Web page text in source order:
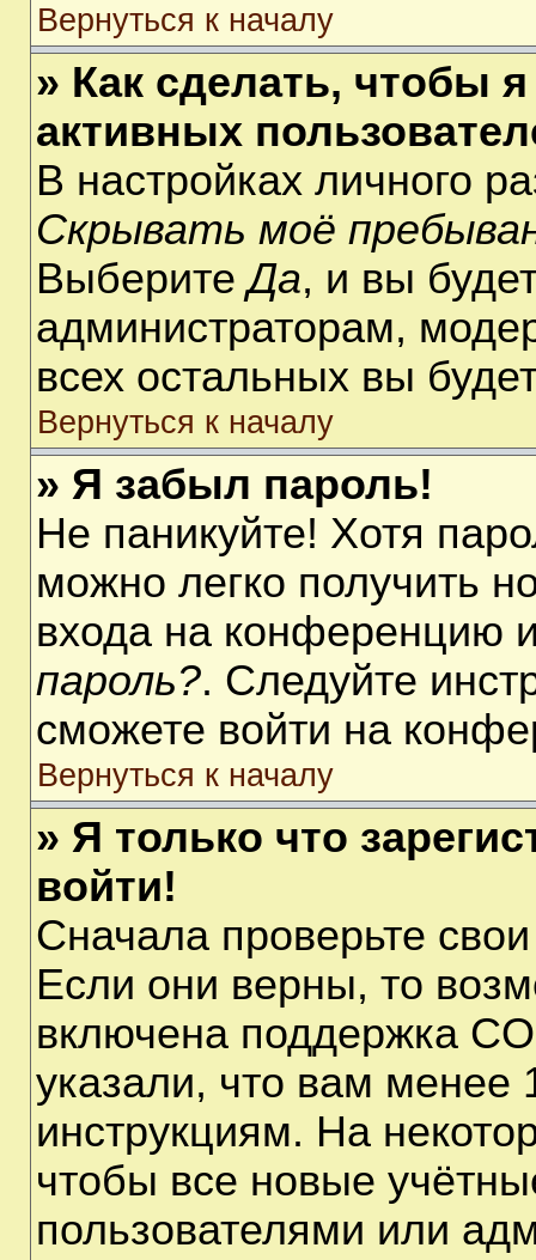
Вернуться к началу
» Как сделать, чтобы
активных
В настройках личного
Скрывать моё
ВыберитеДа, и вы
администраторам,
всех остальных вы
Вернуться к началу
» Я забыл пароль!
Не паникуйте! Хотя
можно легко получить
входа на конференцию
пароль?. Следуйте
сможете войти на
Вернуться к началу
» Я только что
войти!
Сначала проверьте
Если они верны, то
включена поддержка
указали, что вам менее
инструкциям. На
чтобы все новые
пользователями или